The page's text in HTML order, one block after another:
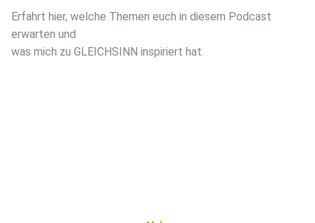
Erfahrt hier, welche Themen euch in diesem Podcast
erwarten und
was mich zu GLEICHSINN inspiriert hat.